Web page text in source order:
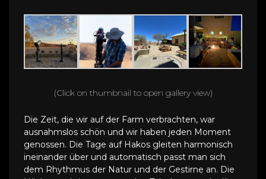
(Click on thumbnail to open gallery view)
Die Zeit, die wir auf der Farm verbrachten, war
ausnahmslos schön und wir haben jeden Moment
genossen. Die Tage auf Hakos gleiten harmonisch
ineinander über und automatisch passt man sich
dem Rhythmus der Natur und der Gestirne an. Die